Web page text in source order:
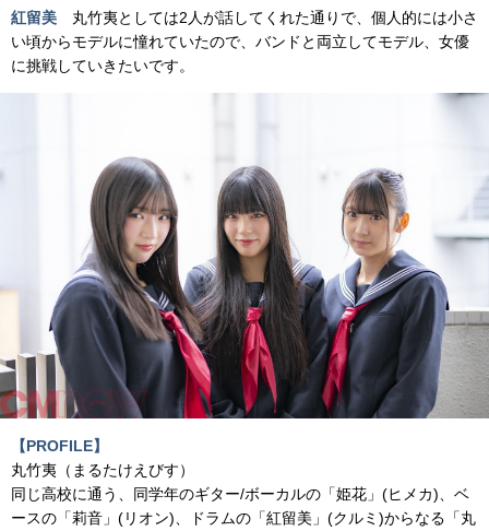
紅留美 丸竹夷としては2人が話してくれた通りで、個人的には小さ
い頃からモデルに憧れていたので、バンドと両立してモデル、女優
に挑戦していきたいです。
【PROFILE】
丸竹夷（まるたけえびす）
同じ高校に通う、同学年のギター/ボーカルの「姫花」(ヒメカ)、ベ
ースの「莉音」(リオン)、ドラムの「紅留美」(クルミ)からなる「丸